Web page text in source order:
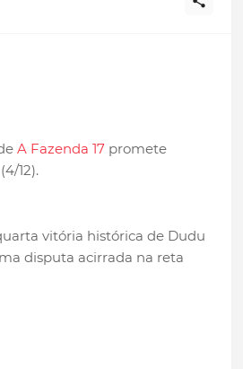
A Fazenda 17promete
12).
vitória histórica de Dudu
disputa acirrada na reta